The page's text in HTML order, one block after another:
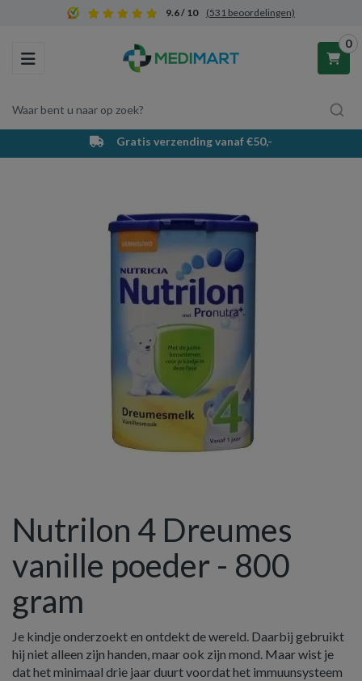
9.6 / 10 (531 beoordelingen)
Toggle navigation
Waar bent u naar op zoek?
0
Winkelwagen
Uw winkelwagen is leeg.
Vul hem met producten.
Gratis verzending vanaf €50,-
Nutrilon 4 Dreumes
vanille poeder - 800
gram
Je kindje onderzoekt en ontdekt de wereld. Daarbij gebruikt
hij niet alleen zijn handen, maar ook zijn mond. Maar wist je
dat het minimaal drie jaar duurt voordat het immuunsysteem